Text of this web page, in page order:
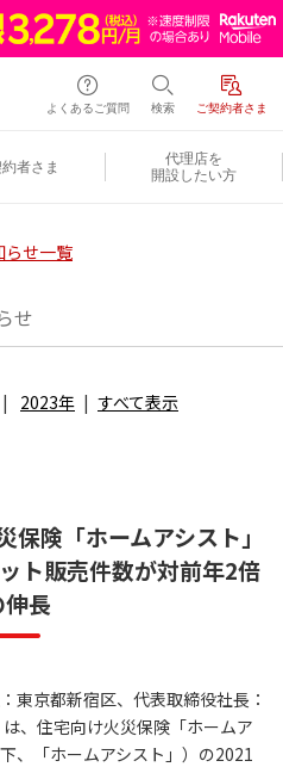
よくあるご質問 検索 ご契約者さま
約者さま
代理店を
開設したい方
らせ一覧
せ
2023年 すべて表示
険「ホームアシスト」
ト販売件数が対前年2倍
伸長
東京都新宿区、代表取締役社長：
、住宅向け火災保険「ホームア
、「ホームアシスト」）の2021